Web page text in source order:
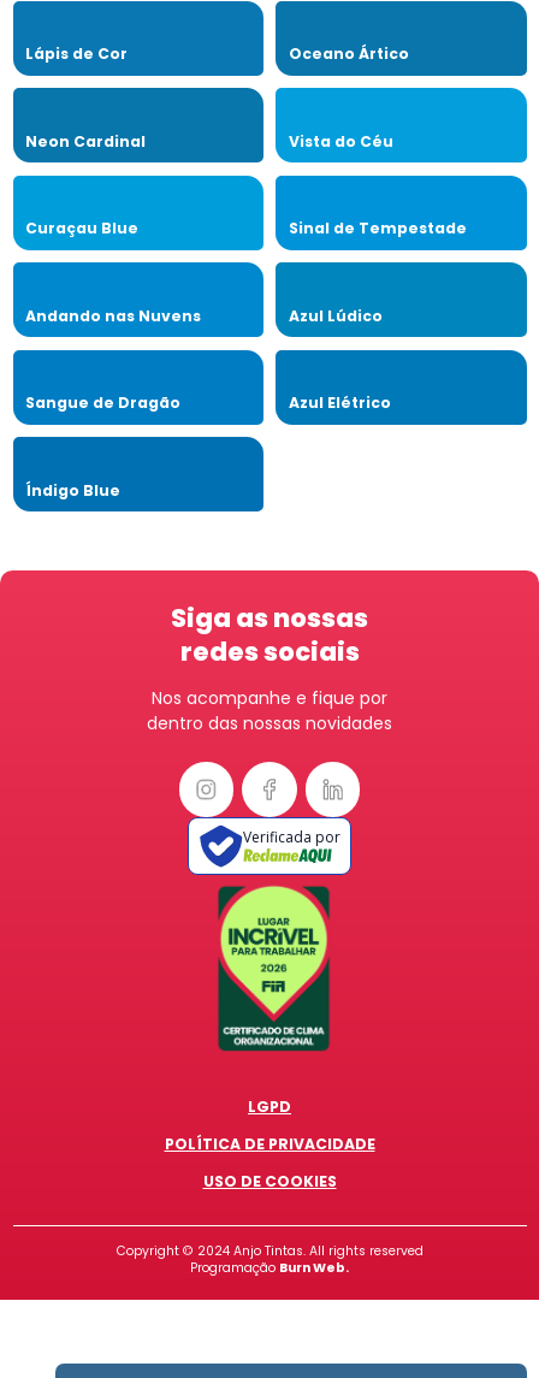
Lápis de Cor Oceano Ártico
Neon Cardinal Vista do Céu
Curaçau Blue Sinal de Tempestade
Andando nas Nuvens Azul Lúdico
Sangue de Dragão Azul Elétrico
Índigo Blue
Siga as nossas
redes sociais
Nos acompanhe e fique por
dentro das nossas novidades
Verificada por
LGPD
POLÍTICA DE PRIVACIDADE
USO DE COOKIES
Copyright © 2024Anjo Tintas. All rights reserved
Programação Burn Web.